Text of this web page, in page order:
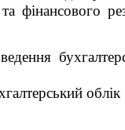
та
облік